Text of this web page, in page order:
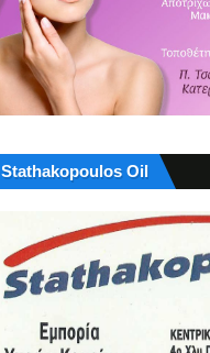
Stathakopoulos Oil